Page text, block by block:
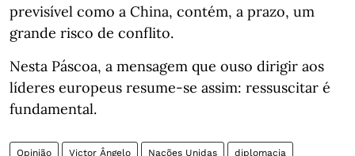
previsível como a China, contém, a prazo, um
grande risco de conflito.
Nesta Páscoa, a mensagem que ouso dirigir aos
líderes europeus resume-se assim: ressuscitar é
fundamental.
Opinião Victor Ângelo Nações Unidas diplomacia